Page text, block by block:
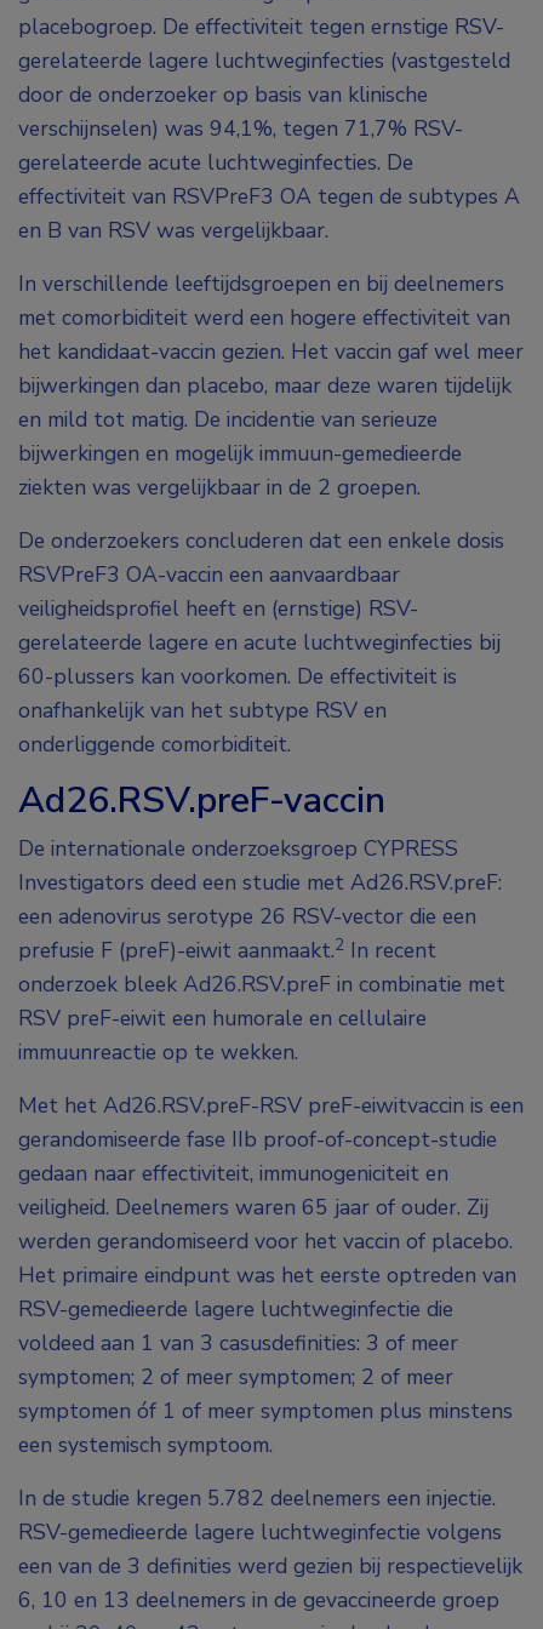
placebogroep. De effectiviteit tegen ernstige RSV-
gerelateerde lagere luchtweginfecties (vastgesteld
door de onderzoeker op basis van klinische
verschijnselen) was 94,1%, tegen 71,7% RSV-
gerelateerde acute luchtweginfecties. De
effectiviteit van RSVPreF3 OA tegen de subtypes A
en B van RSV was vergelijkbaar.
In verschillende leeftijdsgroepen en bij deelnemers
met comorbiditeit werd een hogere effectiviteit van
het kandidaat-vaccin gezien. Het vaccin gaf wel meer
bijwerkingen dan placebo, maar deze waren tijdelijk
en mild tot matig. De incidentie van serieuze
bijwerkingen en mogelijk immuun-gemedieerde
ziekten was vergelijkbaar in de 2 groepen.
De onderzoekers concluderen dat een enkele dosis
RSVPreF3 OA-vaccin een aanvaardbaar
veiligheidsprofiel heeft en (ernstige) RSV-
gerelateerde lagere en acute luchtweginfecties bij
60-plussers kan voorkomen. De effectiviteit is
onafhankelijk van het subtype RSV en
onderliggende comorbiditeit.
Ad26.RSV.preF-vaccin
De internationale onderzoeksgroep CYPRESS
Investigators deed een studie met Ad26.RSV.preF:
een adenovirus serotype 26 RSV-vector die een
prefusie F (preF)-eiwit aanmaakt.2 In recent
onderzoek bleek Ad26.RSV.preF in combinatie met
RSV preF-eiwit een humorale en cellulaire
immuunreactie op te wekken.
Met het Ad26.RSV.preF-RSV preF-eiwitvaccin is een
gerandomiseerde fase IIb proof-of-concept-studie
gedaan naar effectiviteit, immunogeniciteit en
veiligheid. Deelnemers waren 65 jaar of ouder. Zij
werden gerandomiseerd voor het vaccin of placebo.
Het primaire eindpunt was het eerste optreden van
RSV-gemedieerde lagere luchtweginfectie die
voldeed aan 1 van 3 casusdefinities: 3 of meer
symptomen; 2 of meer symptomen; 2 of meer
symptomen óf 1 of meer symptomen plus minstens
een systemisch symptoom.
In de studie kregen 5.782 deelnemers een injectie.
RSV-gemedieerde lagere luchtweginfectie volgens
een van de 3 definities werd gezien bij respectievelijk
6, 10 en 13 deelnemers in de gevaccineerde groep